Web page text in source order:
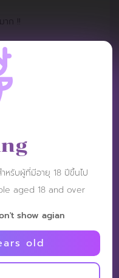
าก !!
2021
ของเครือนี้ เพราะติดตาม
เขาก็นำเสนอแบบนี้
ดิมด้วยนะครับ นายแบบก็
เหมือนเล่มอื่นๆ ที่ไม่ต้องมี
เลย แต่ส่วนตัวชอบงาน
ยวน ชวนจินตนาการ เวลา
ำหรับผู้ที่มีอายุ 18 ปีขึ้นไป
aged 18 and over
show agian
old